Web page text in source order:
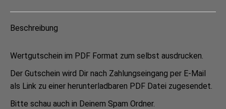
Beschreibung
Wertgutschein im PDF Format zum selbst ausdrucken.
Der Gutschein wird Dir nach Zahlungseingang per E-Mail
als Link zu einer herunterladbaren PDF Datei zugesendet.
Bitte schau auch in Deinem Spam Ordner.